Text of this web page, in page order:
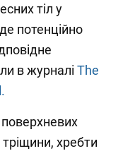
тіл у
потенційно
в журналі The
поверхневих
хребти